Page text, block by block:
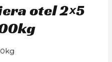
otel 2×5